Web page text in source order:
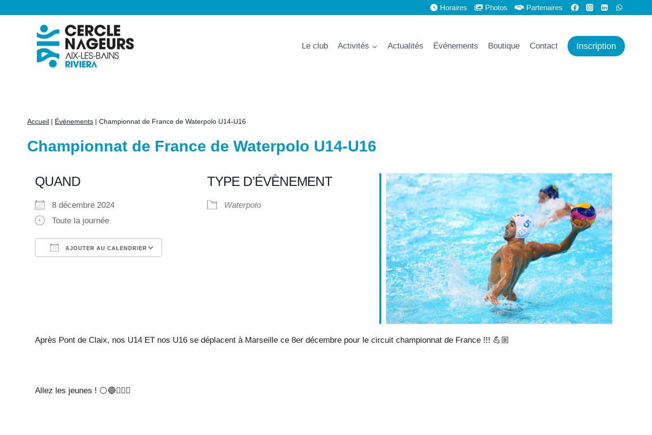
Horaires Photos Partenaires
Le club Activités Actualités Événements Boutique Contact Inscription
Accueil | Évènements | Championnat de France de Waterpolo U14-U16
Championnat de France de Waterpolo U14-U16
QUAND
8 décembre 2024
Toute la journée
AJOUTER AU CALENDRIER
TYPE D’ÉVÈNEMENT
Waterpolo
Après Pont de Claix, nos U14 ET nos U16 se déplacent à Marseille ce 8er décembre pour le circuit championnat de France !!! 💪🏼
Allez les jeunes ! ⚪🔵🤽🏼‍♀️